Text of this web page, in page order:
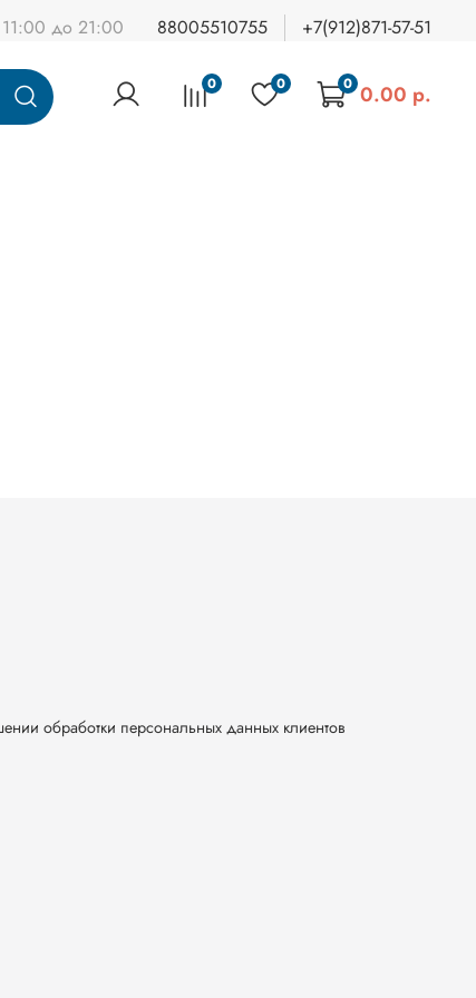
11:00 до 21:00 88005510755 +7(912)871-57-51
0 0 0 0.00 р.
обработки персональных данных клиентов